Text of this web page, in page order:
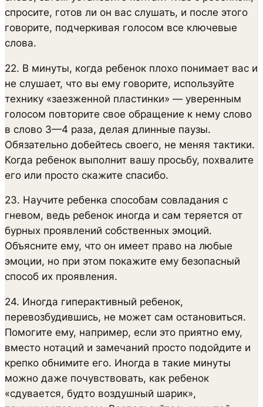
спросите, готов ли он вас слушать, и после этого
говорите, подчеркивая голосом все ключевые
слова.
22. В минуты, когда ребенок плохо понимает вас и
не слушает, что вы ему говорите, используйте
технику «заезженной пластинки» — уверенным
голосом повторите свое обращение к нему слово
в слово 3—4 раза, делая длинные паузы.
Обязательно добейтесь своего, не меняя тактики.
Когда ребенок выполнит вашу просьбу, похвалите
его или просто скажите спасибо.
23. Научите ребенка способам совладания с
гневом, ведь ребенок иногда и сам теряется от
бурных проявлений собственных эмоций.
Объясните ему, что он имеет право на любые
эмоции, но при этом покажите ему безопасный
способ их проявления.
24. Иногда гиперактивный ребенок,
перевозбудившись, не может сам остановиться.
Помогите ему, например, если это приятно ему,
вместо нотаций и замечаний просто подойдите и
крепко обнимите его. Иногда в такие минуты
можно даже почувствовать, как ребенок
«сдувается, будто воздушный шарик»,